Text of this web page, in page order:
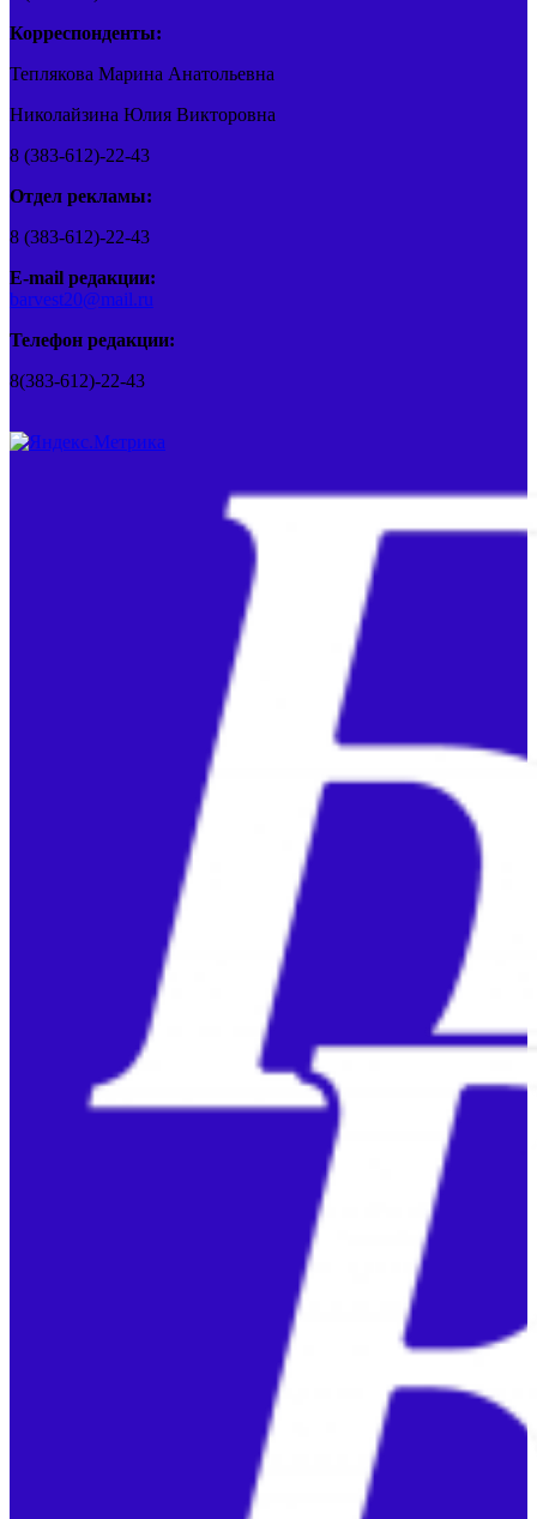
Корреспонденты:
Теплякова Марина Анатольевна
Николайзина Юлия Викторовна
8 (383-612)-22-43
Отдел рекламы:
8 (383-612)-22-43
E-mail редакции:
barvest20@mail.ru
Телефон редакции:
8(383-612)-22-43